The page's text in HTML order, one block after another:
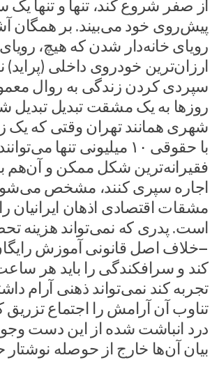
از صفر شروع کند، تنها و تنها یک
پیش‌روی خود می‌بیند. بر همگان
رویای خانه‌دار شدن که هیچ،
ارزان‌ترین خودروی داخلی (پراید)
سپردی کردن زندگی به روال
روز‌ها به یک مشقت تبدیل تبدیل
شهری همانند تهران وقتی که یک
با حقوقی ۱۰ میلیونی تنها
فقیرانه‌ترین شکل ممکن و آن‌هم
اجاره سپری کنند، مشخص
مشقات اقتصادی اذهان ایرانیان را
است. پدری که نمی‌تواند هزینه
–خلاف اصل قانونی آموزش
کند و سرافکندگی را باید هر
تجربه کند نمی‌تواند ذهنی آرام
تناوب آن آرامش را اجتماع تزریق
درد انباشت شده از این دست
بیان آن‌ها خارج از حوصله